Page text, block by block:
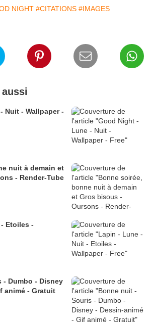
NIGHT #CITATIONS #IMAGES
aussi
Nuit - Wallpaper -
nuit à demain et
- Render-Tube
Etoiles -
- Dumbo - Disney
animé - Gratuit